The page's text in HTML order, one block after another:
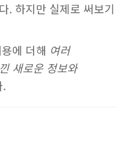
. 하지만 실제로 써보기
에 더해 여러
새로운 정보와
.